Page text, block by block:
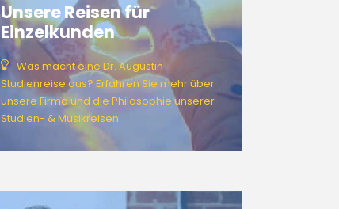
Unsere Reisen für
Einzelkunden
Was macht eine Dr. Augustin
Studienreise aus? Erfahren Sie mehr über
unsere Firma und die Philosophie unserer
Studien- & Musikreisen.